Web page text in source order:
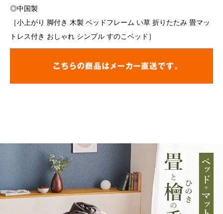
◎中国製
［小上がり 脚付き 木製 ベッドフレーム い草 折りたたみ 畳マッ
トレス付き おしゃれ シンプル すのこベッド］